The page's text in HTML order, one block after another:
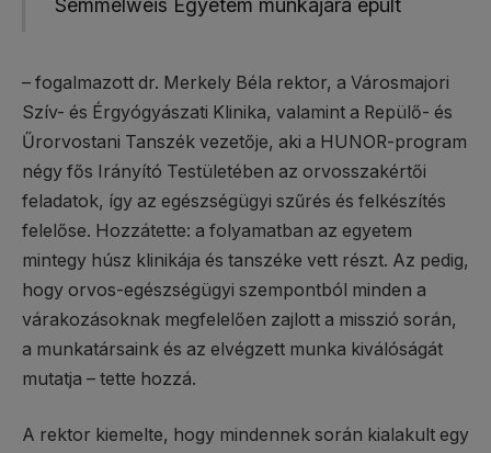
Semmelweis Egyetem munkájára épült
– fogalmazott dr. Merkely Béla rektor, a Városmajori
Szív- és Érgyógyászati Klinika, valamint a Repülő- és
Űrorvostani Tanszék vezetője, aki a HUNOR-program
négy fős Irányító Testületében az orvosszakértői
feladatok, így az egészségügyi szűrés és felkészítés
felelőse. Hozzátette: a folyamatban az egyetem
mintegy húsz klinikája és tanszéke vett részt. Az pedig,
hogy orvos-egészségügyi szempontból minden a
várakozásoknak megfelelően zajlott a misszió során,
a munkatársaink és az elvégzett munka kiválóságát
mutatja – tette hozzá.
A rektor kiemelte, hogy mindennek során kialakult egy